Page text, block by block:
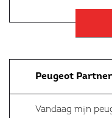
Peugeot Partner
Vandaag mijn